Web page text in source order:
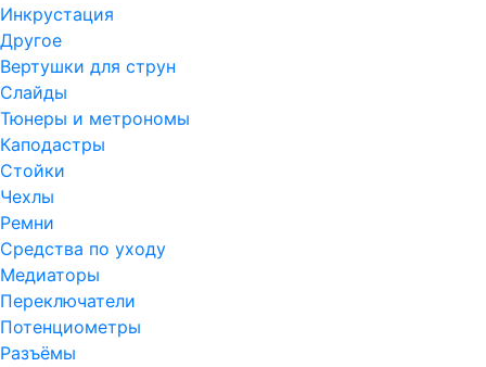
Инкрустация
Другое
Вертушки для струн
Слайды
Тюнеры и метрономы
Каподастры
Стойки
Чехлы
Ремни
Средства по уходу
Медиаторы
Переключатели
Потенциометры
Разъёмы